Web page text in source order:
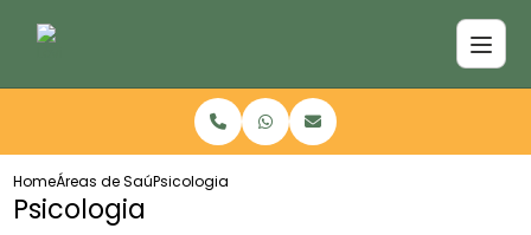
HomeÁreas de SaúdePsicologia
Psicologia